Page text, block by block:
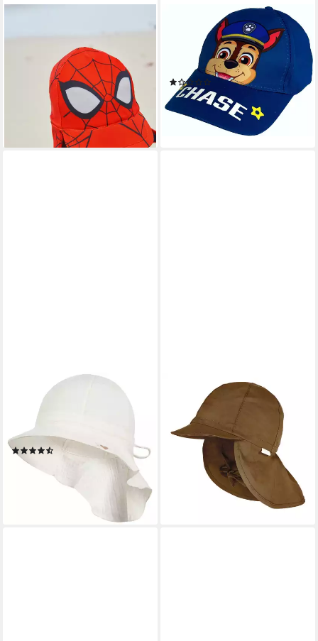
Legionärsmütze Legionär-
Schwimmkappe mit
Krokodilen (1-St)
ab 18,00 €
lieferbar - in 2-3 Werktagen bei dir
PAW PATROL
Baseball Cap PAWPATROL
Jungen Basecap Schirmmütze
blau + türkis
(1)
15,95 €
lieferbar - in 2-3 Werktagen bei dir
SMARILLA
Schirmmütze Babymütze
Mädchenmütze Sommerhut
Musselin
(2)
22,90 €
lieferbar - in 4-5 Werktagen bei dir
Schirmmütze MINI BOY-
Schildmütze Nackenschutz,
UV (1-St) Popeline
11,99 €
UVP 15,99 €
lieferbar - in 4-5 Werktagen bei dir